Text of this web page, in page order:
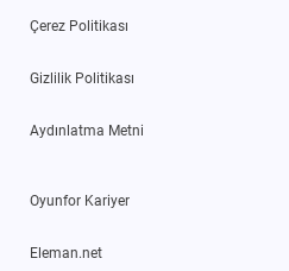
Çerez Politikası
Gizlilik Politikası
Aydınlatma Metni
Oyunfor Kariyer
Eleman.net